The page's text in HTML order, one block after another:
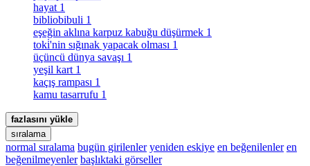
hayat 1
bibliobibuli 1
eşeğin aklına karpuz kabuğu düşürmek 1
toki̇'nin sığınak yapacak olması 1
üçüncü dünya savaşı 1
yeşil kart 1
kaçış rampası 1
kamu tasarrufu 1
fazlasını yükle
sıralama
normal sıralama bugün girilenler yeniden eskiye en beğenilenler en
beğenilmeyenler başlıktaki görseller